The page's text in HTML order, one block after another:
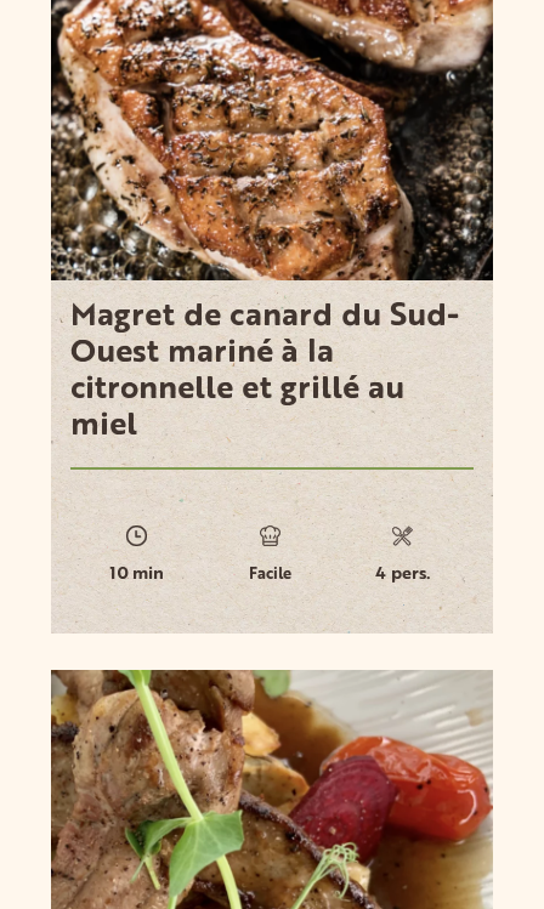
Magret de canard du Sud-
Ouest mariné à la
citronnelle et grillé au
miel
10 min Facile 4 pers.